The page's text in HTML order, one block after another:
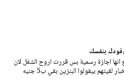
بنفسك
اجازة رسمية بس قررت اروح الشغل لان
المصنع شغال بسخن العربية ببص عالاخبار لقيتهم بيقولوا البنزين بقي ب5 جنيه